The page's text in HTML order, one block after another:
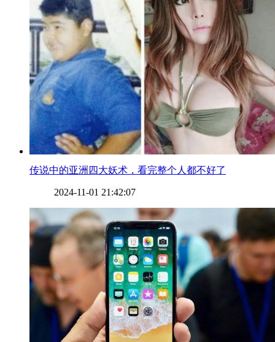
​传说中的亚洲四大妖术，看完整个人都不好了
2024-11-01 21:42:07